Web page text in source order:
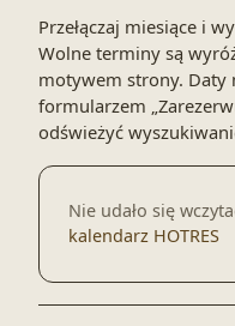
Przełączaj miesiące i
Wolne terminy są
motywem strony. Daty
formularzem
odświeżyć
Nie udało się
kalendarz HOTRES